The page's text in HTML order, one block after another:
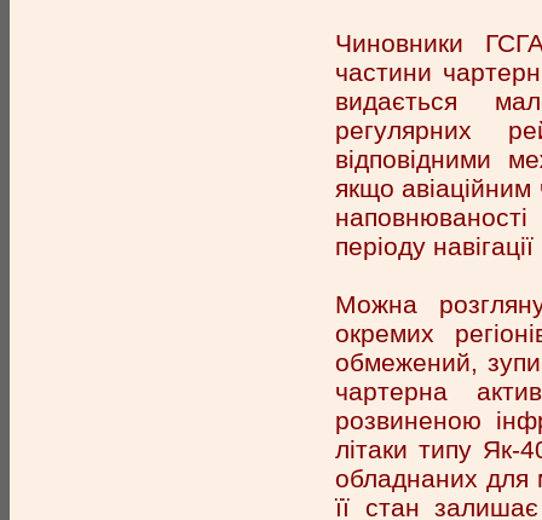
Чиновники
частини
видається
регулярних
відповідними
якщо
періоду
Можна
окремих
обмежений,
чартерна
розвиненою
літаки типу
обладнаних для
її стан